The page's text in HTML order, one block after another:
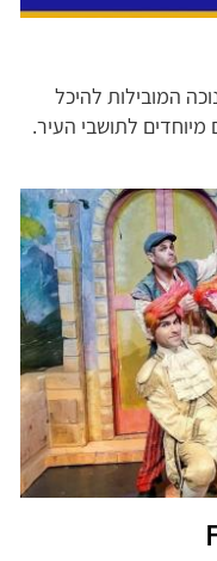
המובילות להיכל
מיוחדים לתושבי העיר.